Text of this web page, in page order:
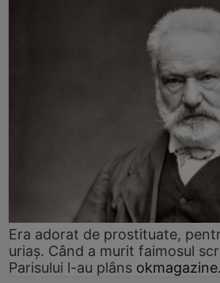
Era adorat de prostituate,
uriaș. Când a murit faimosul
Parisului l-au plâns